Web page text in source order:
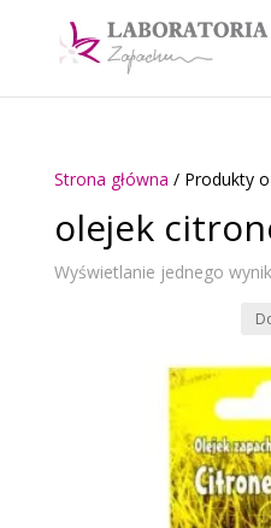
Strona główna / Produkty
olejek
Wyświetlanie jednego